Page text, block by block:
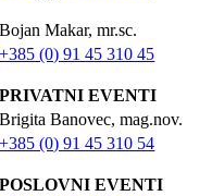
Bojan Makar, mr.sc.
+385 (0) 91 45 310 45
PRIVATNI EVENTI
Brigita Banovec, mag.nov.
+385 (0) 91 45 310 54
POSLOVNI EVENTI